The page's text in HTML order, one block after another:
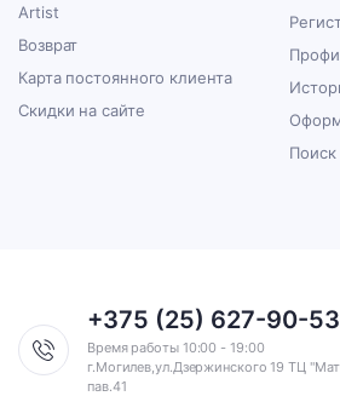
Artist
Возврат
Карта постоянного клиента
Скидки на сайте
Поиск
+375 (25) 627-90-53
Время работы 10:00 - 19:00
г.Могилев,ул.Дзержинского 19 ТЦ
пав.41